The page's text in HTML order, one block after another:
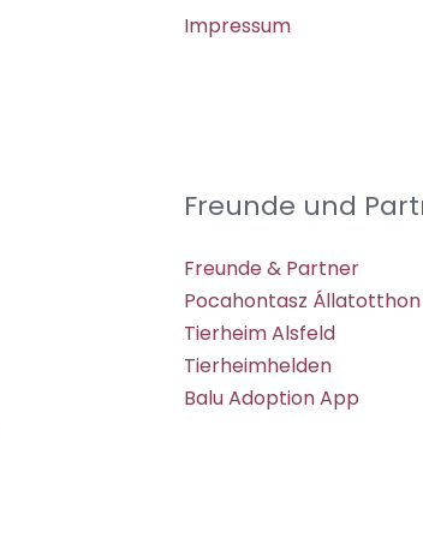
Impressum
Freunde und
Freunde & Partner
Pocahontasz Állatotthon
Tierheim Alsfeld
Tierheimhelden
Balu Adoption App